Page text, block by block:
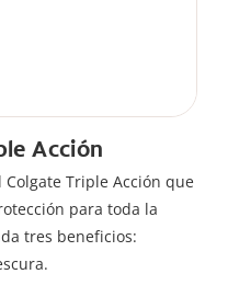
Acción
Triple Acción que
para toda la
tres beneficios: